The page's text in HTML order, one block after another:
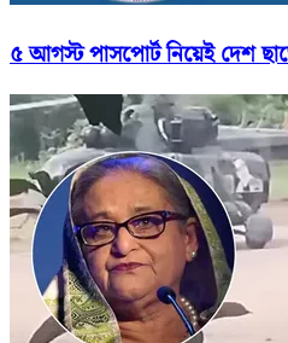
৫ আগস্ট পাসপোর্ট নিয়েই দেশ